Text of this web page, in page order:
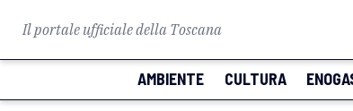
Il portale ufficiale della Toscana
AMBIENTE CULTURA